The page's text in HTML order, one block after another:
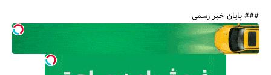
### پایان خبر رسمی